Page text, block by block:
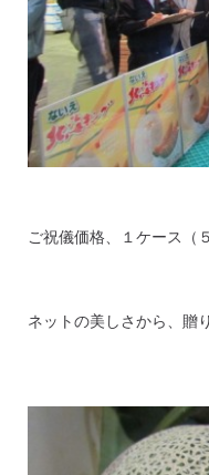
ご祝儀価格、１ケース（
ネットの美しさから、贈